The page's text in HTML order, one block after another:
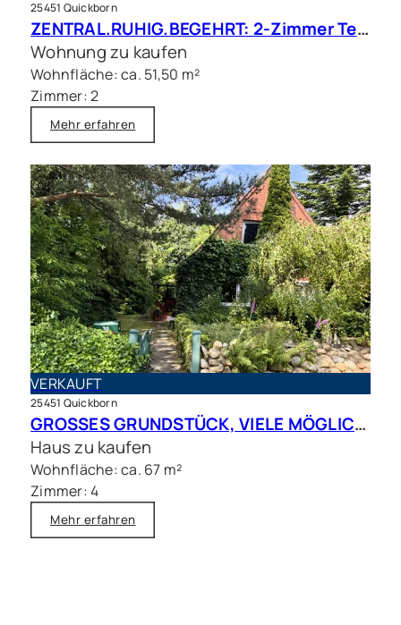
25451 Quickborn
ZENTRAL.RUHIG.BEGEHRT: 2-Zimmer Terrassenwohnung in beliebter Wohnlage
Wohnung zu kaufen
Wohnfläche: ca. 51,50 m²
Zimmer: 2
Mehr erfahren
VERKAUFT
25451 Quickborn
GROSSES GRUNDSTÜCK, VIELE MÖGLICHKEITEN – Charmantes Siedlungshaus in Top Lage
Haus zu kaufen
Wohnfläche: ca. 67 m²
Zimmer: 4
Mehr erfahren